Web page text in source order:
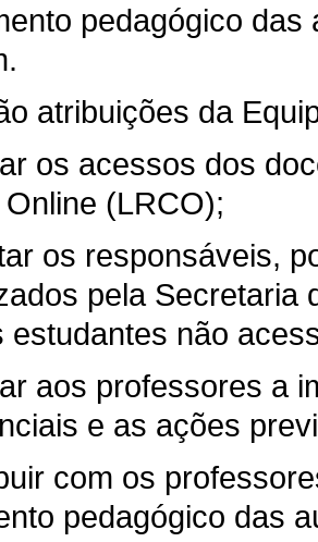
pedagógico
atribuições da
os acessos dos
(LRCO);
os responsáveis,
pela Secretaria
estudantes não
aos professores a
e as ações
com os
pedagógico das